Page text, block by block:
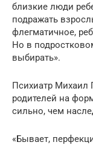
близкие люди
подражать
флегматичное,
Но в
выбирать».
Психиатр Михаил
родителей на
сильно, чем
«Бывает,